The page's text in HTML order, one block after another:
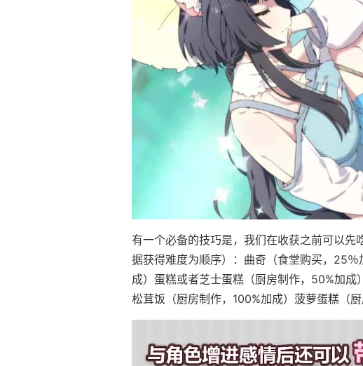
有一个必备的技巧是，我们在收获之前可以
据获得难度为顺序）：曲奇（食堂购买，25
成）蛋糕或者芝士蛋糕（厨房制作，50%加成
松茸饭（厨房制作，100%加成）菠萝蛋糕（厨